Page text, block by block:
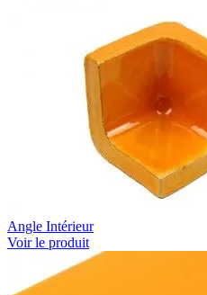
Angle Intérieur
Voir le produit